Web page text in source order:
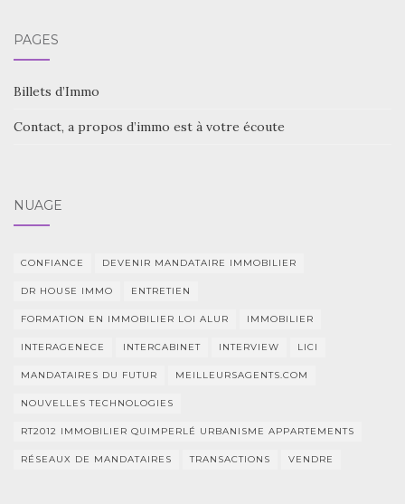
PAGES
Billets d’Immo
Contact, a propos d’immo est à votre écoute
NUAGE
CONFIANCE DEVENIR MANDATAIRE IMMOBILIER
DR HOUSE IMMO ENTRETIEN
FORMATION EN IMMOBILIER LOI ALUR IMMOBILIER
INTERAGENECE INTERCABINET INTERVIEW LICI
MANDATAIRES DU FUTUR MEILLEURSAGENTS.COM
NOUVELLES TECHNOLOGIES
RT2012 IMMOBILIER QUIMPERLÉ URBANISME APPARTEMENTS
RÉSEAUX DE MANDATAIRES TRANSACTIONS VENDRE